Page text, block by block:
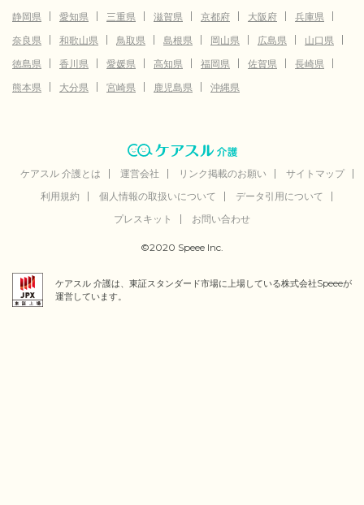
静岡県
愛知県 三重県 滋賀県 京都府 大阪府
兵庫県
奈良県
和歌山県 鳥取県 島根県 岡山県 広島県
山口県
徳島県
香川県 愛媛県 高知県 福岡県 佐賀県
長崎県
熊本県
大分県 宮崎県 鹿児島県 沖縄県
ケアスル 介護とは 運営会社 リンク掲載のお願い
サイトマップ
利用規約
個人情報の取扱いについて
データ引用について
プレスキット
お問い合わせ
©2020 Speee Inc.
ケアスル 介護は、東証スタンダード市場に上場している株式会社Speeeが
運営しています。